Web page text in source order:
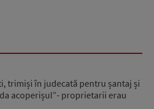
trimiși în judecată pentru șantaj și
acoperișul”- proprietarii erau